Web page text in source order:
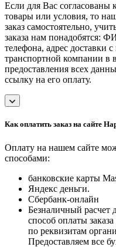
Если для Вас согласованы
товары или условия, то
заказ самостоятельно,
заказа нам понадобятся:
телефона, адрес доставки
транспортной компании в
предоставления всех
ссылку на его оплату.
Как оплатить заказ на сайте
Оплату на нашем сайте
способами:
банковские карты
Яндекс деньги.
Сбербанк-онлайн
Безналичный
способ оплаты
по реквизитам
Предоставляем все